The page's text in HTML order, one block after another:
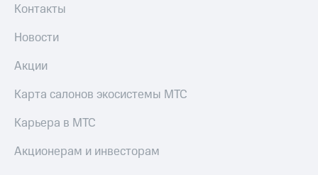
Контакты
Новости
Акции
Карта салонов экосистемы МТС
Карьера в МТС
Акционерам и инвесторам